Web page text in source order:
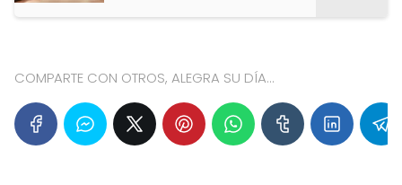
COMPARTE CON OTROS, ALEGRA SU DÍA...